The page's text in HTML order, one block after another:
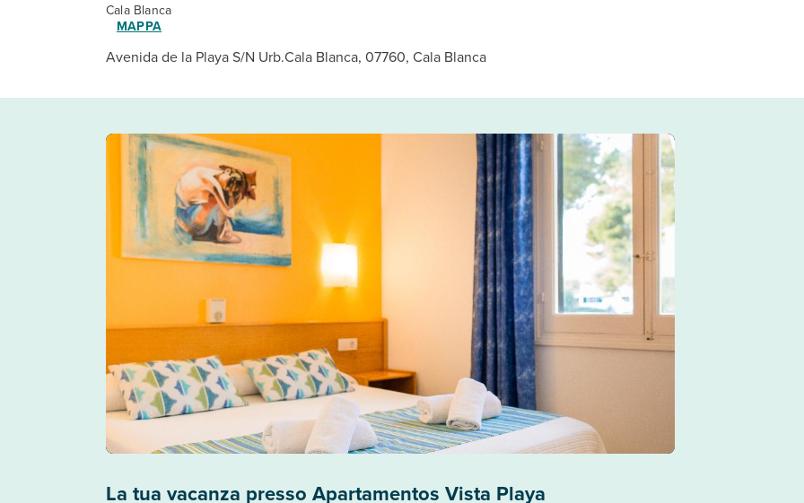
Cala Blanca
MAPPA
Avenida de la Playa S/N Urb.Cala Blanca, 07760, Cala Blanca
La tua vacanza presso Apartamentos Vista Playa